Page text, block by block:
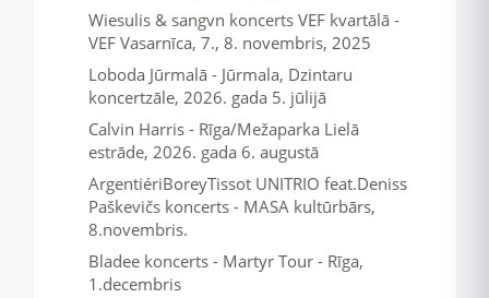
Wiesulis & sangvn koncerts VEF kvartālā -
VEF Vasarnīca, 7., 8. novembris, 2025
Loboda Jūrmalā - Jūrmala, Dzintaru
koncertzāle, 2026. gada 5. jūlijā
Calvin Harris - Rīga/Mežaparka Lielā
estrāde, 2026. gada 6. augustā
ArgentiériBoreyTissot UNITRIO feat.Deniss
Paškevičs koncerts - MASA kultūrbārs,
8.novembris.
Bladee koncerts - Martyr Tour - Rīga,
1.decembris